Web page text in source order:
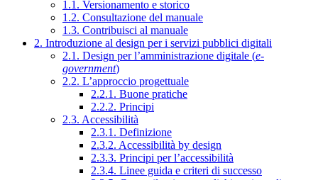
1.1. Versionamento e storico
1.2. Consultazione del manuale
1.3. Contribuisci al manuale
2. Introduzione al design per i servizi pubblici digitali
2.1. Design per l’amministrazione digitale (e-
government)
2.2. L’approccio progettuale
2.2.1. Buone pratiche
2.2.2. Principi
2.3. Accessibilità
2.3.1. Definizione
2.3.2. Accessibilità by design
2.3.3. Principi per l’accessibilità
2.3.4. Linee guida e criteri di successo